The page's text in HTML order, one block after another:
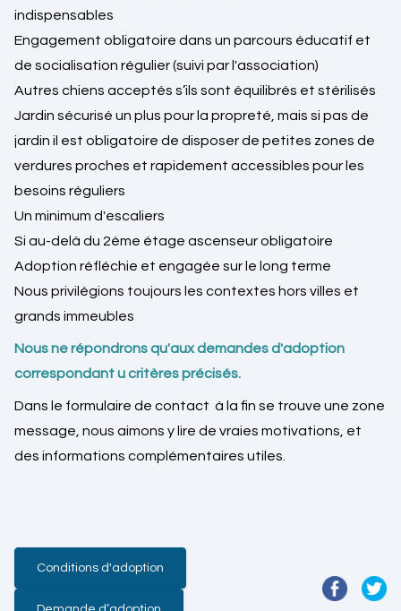
indispensables
Engagement obligatoire dans un parcours éducatif et
de socialisation régulier (suivi par l'association)
Autres chiens acceptés s’ils sont équilibrés et stérilisés
Jardin sécurisé un plus pour la propreté, mais si pas de
jardin il est obligatoire de disposer de petites zones de
verdures proches et rapidement accessibles pour les
besoins réguliers
Un minimum d'escaliers
Si au-delà du 2ème étage ascenseur obligatoire
Adoption réfléchie et engagée sur le long terme
Nous privilégions toujours les contextes hors villes et
grands immeubles
Nous ne répondrons qu'aux demandes d'adoption
correspondant u critères précisés.
Dans le formulaire de contact à la fin se trouve une zone
message, nous aimons y lire de vraies motivations, et
des informations complémentaires utiles.
Conditions d'adoption